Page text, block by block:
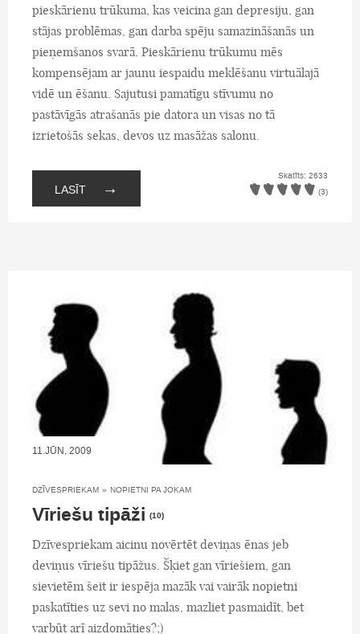
pieskārienu trūkuma, kas veicina gan depresiju, gan
stājas problēmas, gan darba spēju samazināšanās un
pieņemšanos svarā. Pieskārienu trūkumu mēs
kompensējam ar jaunu iespaidu meklēšanu virtuālajā
vidē un ēšanu. Sajutusi pamatīgu stīvumu no
pastāvīgās atrašanās pie datora un visas no tā
izrietošās sekas, devos uz masāžas salonu.
LASĪT →
Skatīts: 2633
(3)
11.JŪN, 2009
DZĪVESPRIEKAM » NOPIETNI PA JOKAM
Vīriešu tipāži (10)
Dzīvespriekam aicinu novērtēt deviņas ēnas jeb
deviņus vīriešu tipāžus. Šķiet gan vīriešiem, gan
sievietēm šeit ir iespēja mazāk vai vairāk nopietni
paskatīties uz sevi no malas, mazliet pasmaidīt, bet
varbūt arī aizdomāties?;)